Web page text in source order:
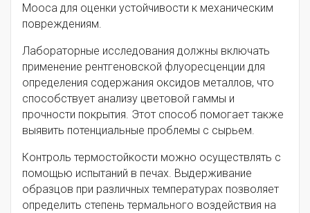
Мооса для оценки устойчивости к механическим
повреждениям.
Лабораторные исследования должны включать
применение рентгеновской флуоресценции для
определения содержания оксидов металлов, что
способствует анализу цветовой гаммы и
прочности покрытия. Этот способ помогает также
выявить потенциальные проблемы с сырьем.
Контроль термостойкости можно осуществлять с
помощью испытаний в печах. Выдерживание
образцов при различных температурах позволяет
определить степень термального воздействия на